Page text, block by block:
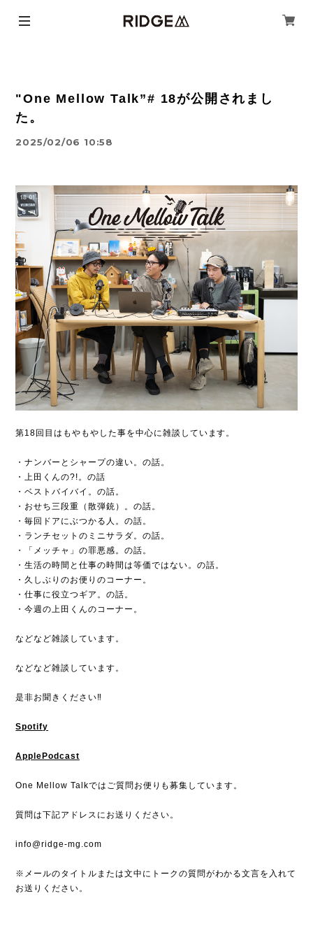
"One Mellow Talk”# 18が公開されまし
た。
2025/02/06 10:58
第18回目はもやもやした事を中心に雑談しています。
・ナンバーとシャープの違い。の話。
・上田くんの?!。の話
・ベストバイバイ。の話。
・おせち三段重（散弾銃）。の話。
・毎回ドアにぶつかる人。の話。
・ランチセットのミニサラダ。の話。
・「メッチャ」の罪悪感。の話。
・生活の時間と仕事の時間は等価ではない。の話。
・久しぶりのお便りのコーナー。
・仕事に役立つギア。の話。
・今週の上田くんのコーナー。
などなど雑談しています。
などなど雑談しています。
是非お聞きください‼︎
Spotify
ApplePodcast
One Mellow Talkではご質問お便りも募集しています。
質問は下記アドレスにお送りください。
info@ridge-mg.com
※メールのタイトルまたは文中にトークの質問がわかる文言を入れて
お送りください。